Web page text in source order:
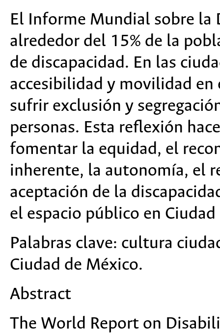
El Informe Mundial sobre la
alrededor del 15% de la
de discapacidad. En las
accesibilidad y movilidad en
sufrir exclusión y
personas. Esta reflexión
fomentar la equidad, el
inherente, la autonomía, el
aceptación de la
el espacio público en
Palabras clave: cultura
Ciudad de México.
Abstract
The World Report on